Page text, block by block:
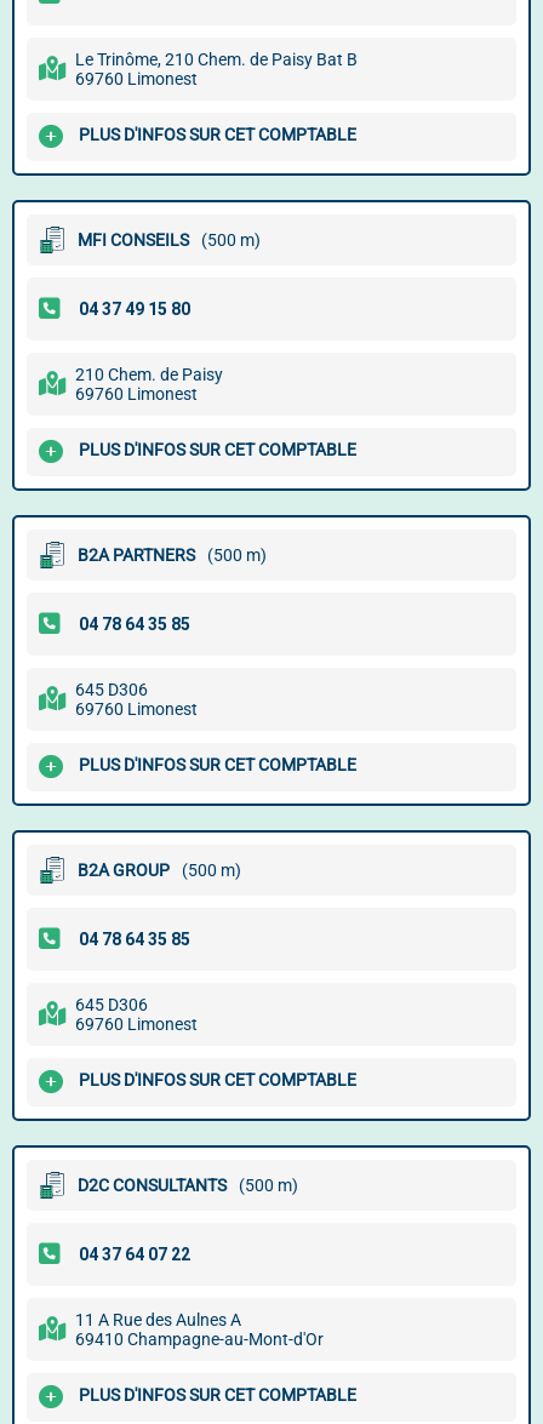
Le Trinôme, 210 Chem. de Paisy Bat B
69760 Limonest
PLUS D'INFOS SUR CET COMPTABLE
MFI CONSEILS (500 m)
210 Chem. de Paisy
69760 Limonest
PLUS D'INFOS SUR CET COMPTABLE
B2A PARTNERS (500 m)
645 D306
69760 Limonest
PLUS D'INFOS SUR CET COMPTABLE
B2A GROUP (500 m)
645 D306
69760 Limonest
PLUS D'INFOS SUR CET COMPTABLE
D2C CONSULTANTS (500 m)
11 A Rue des Aulnes A
69410 Champagne-au-Mont-d'Or
PLUS D'INFOS SUR CET COMPTABLE